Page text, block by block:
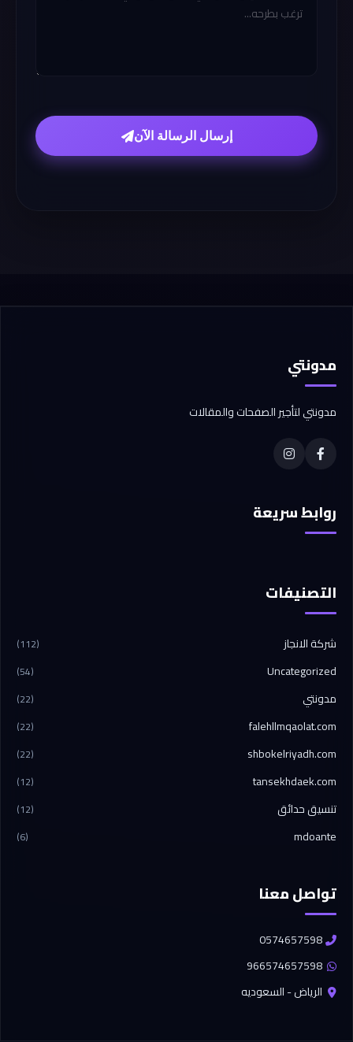
إرسال الرسالة الآن
مدونتي
مدونتي لتأجير الصفحات والمقالات
روابط سريعة
التصنيفات
شركة الانجاز (112)
Uncategorized
(54)
مدونتي (22)
falehllmqaolat.com
(22)
shbokelriyadh.com
(22)
tansekhdaek.com
(12)
تنسيق حدائق (12)
mdoante
(6)
تواصل معنا
0574657598
966574657598
الرياض - السعوديه